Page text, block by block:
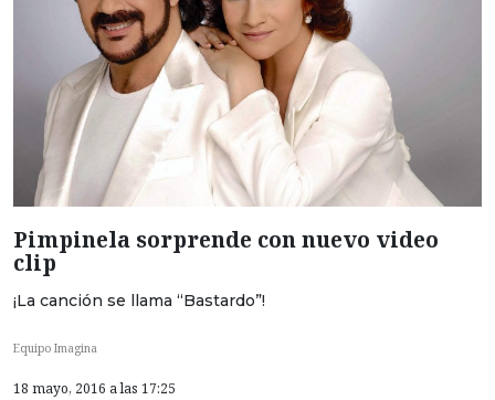
Pimpinela sorprende con nuevo video
clip
¡La canción se llama “Bastardo”!
Equipo Imagina
18 mayo, 2016 a las 17:25